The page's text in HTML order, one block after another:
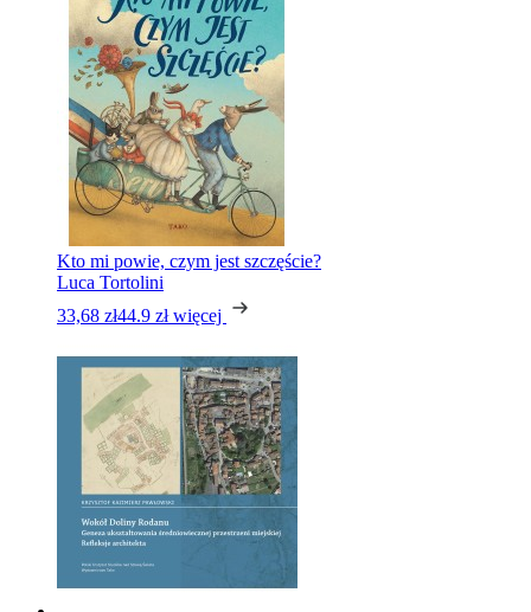
Kto mi powie, czym jest szczęście?
Luca Tortolini
33,68 zł44.9 zł więcej